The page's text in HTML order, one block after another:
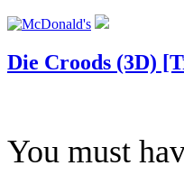
Die Croods (3D)
You must